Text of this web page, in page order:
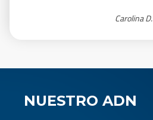
Carolina D.
NUESTRO ADN